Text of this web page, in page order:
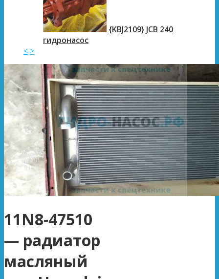
{KBJ2109} JCB 240
гидронасос
< >
11N8-47510
— радиатор
масляный